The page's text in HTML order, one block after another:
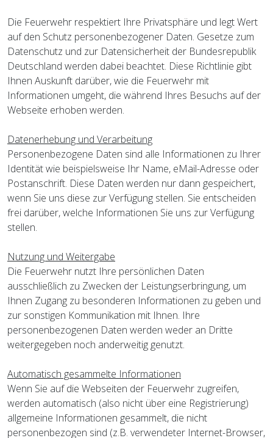
Die Feuerwehr respektiert Ihre Privatsphäre und legt Wert
auf den Schutz personenbezogener Daten. Gesetze zum
Datenschutz und zur Datensicherheit der Bundesrepublik
Deutschland werden dabei beachtet. Diese Richtlinie gibt
Ihnen Auskunft darüber, wie die Feuerwehr mit
Informationen umgeht, die während Ihres Besuchs auf der
Webseite erhoben werden.
Datenerhebung und Verarbeitung
Personenbezogene Daten sind alle Informationen zu Ihrer
Identität wie beispielsweise Ihr Name, eMail-Adresse oder
Postanschrift. Diese Daten werden nur dann gespeichert,
wenn Sie uns diese zur Verfügung stellen. Sie entscheiden
frei darüber, welche Informationen Sie uns zur Verfügung
stellen.
Nutzung und Weitergabe
Die Feuerwehr nutzt Ihre persönlichen Daten
ausschließlich zu Zwecken der Leistungserbringung, um
Ihnen Zugang zu besonderen Informationen zu geben und
zur sonstigen Kommunikation mit Ihnen. Ihre
personenbezogenen Daten werden weder an Dritte
weitergegeben noch anderweitig genutzt.
Automatisch gesammelte Informationen
Wenn Sie auf die Webseiten der Feuerwehr zugreifen,
werden automatisch (also nicht über eine Registrierung)
allgemeine Informationen gesammelt, die nicht
personenbezogen sind (z.B. verwendeter Internet-Browser,